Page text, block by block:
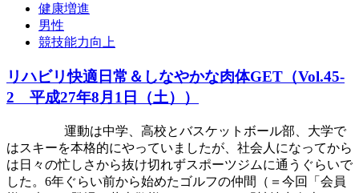
健康増進
男性
競技能力向上
リハビリ快適日常＆しなやかな肉体GET（Vol.45-
2 平成27年8月1日（土））
運動は中学、高校とバスケットボール部、大学で
はスキーを本格的にやっていましたが、社会人になってから
は日々の忙しさから抜け切れずスポーツジムに通うぐらいで
した。6年ぐらい前から始めたゴルフの仲間（＝今回「会員